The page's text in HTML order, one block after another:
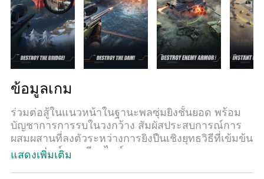
ข้อมูลเกม
ร่วมต่อสู้ในแนวหน้าในฐานะพลซุ่มยิงชั้นยอด พร้อม
บัญชาการการรบในวงกว้าง สัมผัสประสบการณ์การ
ผสมผสานที่ลงตัวระหว่างการยิงปืนเชิงยุทธวิธีที่เข้มข้น
และกลยุทธ์แบบเรียลไทม์
แสดงเพิ่มเติม